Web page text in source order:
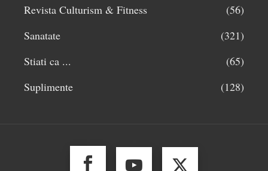
Revista Culturism & Fitness
(56)
Sanatate
(321)
Stiati ca ...
(65)
Suplimente
(128)